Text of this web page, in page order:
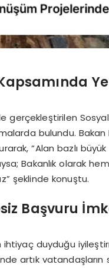
gerçekleştirilen
bulundu. Bakan
“Alan bazlı büyük
Bakanlık olarak
şeklinde konuştu.
Başvuru
ihtiyaç duyduğu
artık vatandaşların